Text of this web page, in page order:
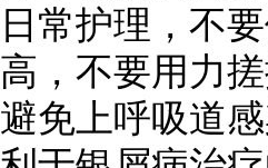
日常护理，不
高，不要用力
避免上呼吸道